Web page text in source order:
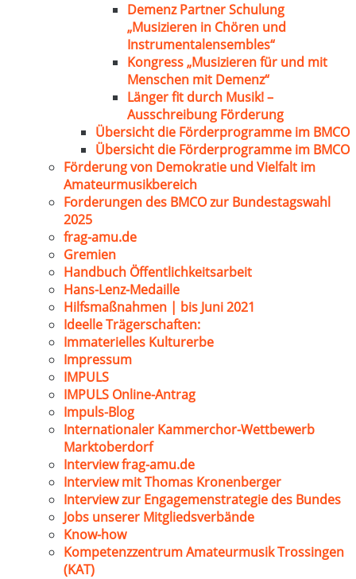
Demenz Partner Schulung
„Musizieren in Chören und
Instrumentalensembles“
Kongress „Musizieren für und mit
Menschen mit Demenz“
Länger fit durch Musik! –
Ausschreibung Förderung
Übersicht die Förderprogramme im BMCO
Übersicht die Förderprogramme im BMCO
Förderung von Demokratie und Vielfalt im
Amateurmusikbereich
Forderungen des BMCO zur Bundestagswahl
2025
frag-amu.de
Gremien
Handbuch Öffentlichkeitsarbeit
Hans-Lenz-Medaille
Hilfsmaßnahmen | bis Juni 2021
Ideelle Trägerschaften:
Immaterielles Kulturerbe
Impressum
IMPULS
IMPULS Online-Antrag
Impuls-Blog
Internationaler Kammerchor-Wettbewerb
Marktoberdorf
Interview frag-amu.de
Interview mit Thomas Kronenberger
Interview zur Engagemenstrategie des Bundes
Jobs unserer Mitgliedsverbände
Know-how
Kompetenzzentrum Amateurmusik Trossingen
(KAT)